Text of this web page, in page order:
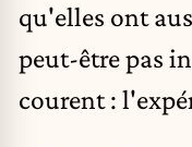
qu'elles ont
peut-être pas
courent :